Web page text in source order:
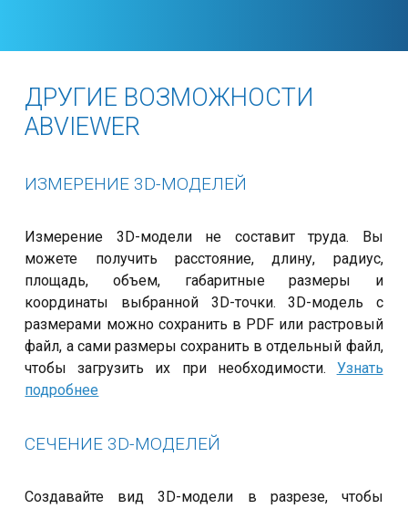
ДРУГИЕ ВОЗМОЖНОСТИ
ABVIEWER
ИЗМЕРЕНИЕ 3D-МОДЕЛЕЙ
Измерение 3D-модели не составит труда. Вы
можете получить расстояние, длину, радиус,
площадь, объем, габаритные размеры и
координаты выбранной 3D-точки. 3D-модель с
размерами можно сохранить в PDF или растровый
файл, а сами размеры сохранить в отдельный файл,
чтобы загрузить их при необходимости. Узнать
подробнее
СЕЧЕНИЕ 3D-МОДЕЛЕЙ
Создавайте вид 3D-модели в разрезе, чтобы